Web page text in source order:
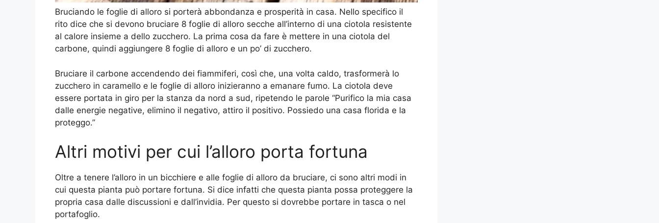
Bruciando le foglie di alloro si porterà abbondanza e prosperità in casa. Nello specifico il
rito dice che si devono bruciare 8 foglie di alloro secche all’interno di una ciotola resistente
al calore insieme a dello zucchero. La prima cosa da fare è mettere in una ciotola del
carbone, quindi aggiungere 8 foglie di alloro e un po’ di zucchero.
Bruciare il carbone accendendo dei fiammiferi, così che, una volta caldo, trasformerà lo
zucchero in caramello e le foglie di alloro inizieranno a emanare fumo. La ciotola deve
essere portata in giro per la stanza da nord a sud, ripetendo le parole “Purifico la mia casa
dalle energie negative, elimino il negativo, attiro il positivo. Possiedo una casa florida e la
proteggo.”
Altri motivi per cui l’alloro porta fortuna
Oltre a tenere l’alloro in un bicchiere e alle foglie di alloro da bruciare, ci sono altri modi in
cui questa pianta può portare fortuna. Si dice infatti che questa pianta possa proteggere la
propria casa dalle discussioni e dall’invidia. Per questo si dovrebbe portare in tasca o nel
portafoglio.